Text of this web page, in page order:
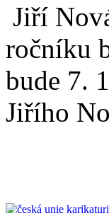
Jiří
ročníku
bude 7.
Jiřího